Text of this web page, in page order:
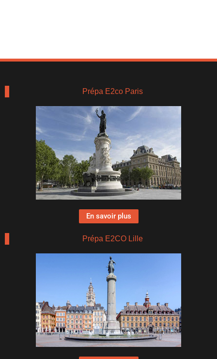
Prépa E2co Paris
En savoir plus
Prépa E2CO Lille